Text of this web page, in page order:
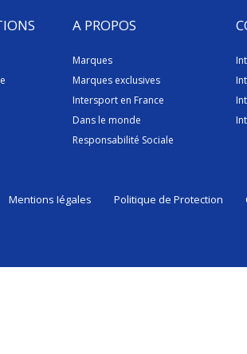
A PROPOS
Marques
Marques exclusives
Intersport en France
Dans le monde
Responsabilité Sociale
Mentions Iégales Politique de Protection